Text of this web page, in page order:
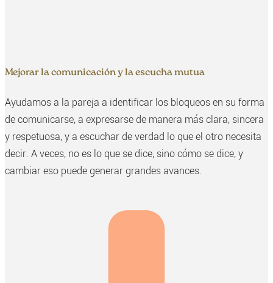
Mejorar la comunicación y la escucha mutua
Ayudamos a la pareja a identificar los bloqueos en su forma
de comunicarse, a expresarse de manera más clara, sincera
y respetuosa, y a escuchar de verdad lo que el otro necesita
decir. A veces, no es lo que se dice, sino cómo se dice, y
cambiar eso puede generar grandes avances.